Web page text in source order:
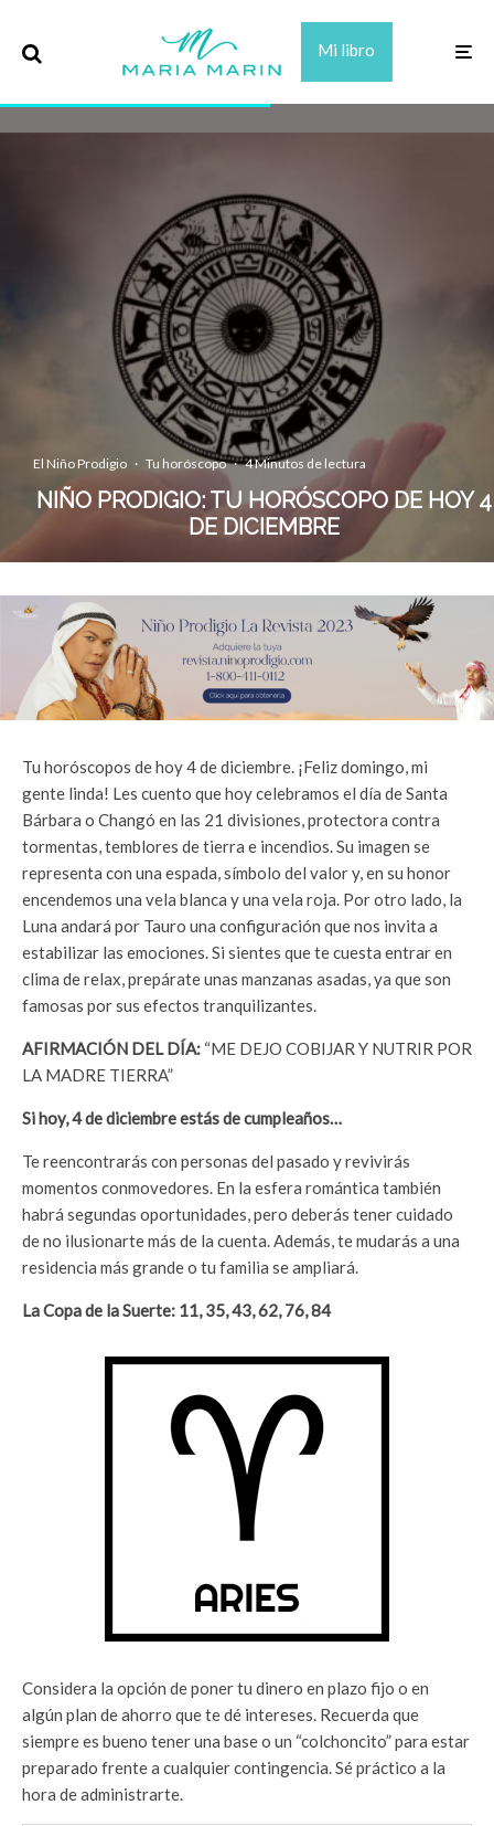
Mi libro
El Niño Prodigio · Tu horóscopo · 4 Minutos de lectura
NIÑO PRODIGIO: TU HORÓSCOPO DE HOY 4
DE DICIEMBRE
Tu horóscopos de hoy 4 de diciembre. ¡Feliz domingo, mi
gente linda! Les cuento que hoy celebramos el día de Santa
Bárbara o Changó en las 21 divisiones, protectora contra
tormentas, temblores de tierra e incendios. Su imagen se
representa con una espada, símbolo del valor y, en su honor
encendemos una vela blanca y una vela roja. Por otro lado, la
Luna andará por Tauro una configuración que nos invita a
estabilizar las emociones. Si sientes que te cuesta entrar en
clima de relax, prepárate unas manzanas asadas, ya que son
famosas por sus efectos tranquilizantes.
AFIRMACIÓN DEL DÍA: “ME DEJO COBIJAR Y NUTRIR POR
LA MADRE TIERRA”
Si hoy, 4de diciembre estás de cumpleaños…
Te reencontrarás con personas del pasado y revivirás
momentos conmovedores. En la esfera romántica también
habrá segundas oportunidades, pero deberás tener cuidado
de no ilusionarte más de la cuenta. Además, te mudarás a una
residencia más grande o tu familia se ampliará.
La Copa de la Suerte: 11, 35, 43, 62, 76, 84
Considera la opción de poner tu dinero en plazo fijo o en
algún plan de ahorro que te dé intereses. Recuerda que
siempre es bueno tener una base o un “colchoncito” para estar
preparado frente a cualquier contingencia. Sé práctico a la
hora de administrarte.